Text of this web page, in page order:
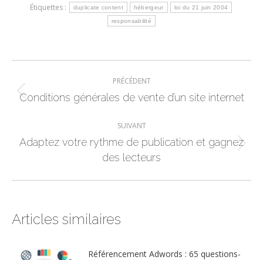
Étiquettes :
duplicate content hébergeur loi du 21 juin 2004
responsabilité
article
PRÉCÉDENT
Article
:
Conditions générales de vente d’un site internet
SUIVANT
Article
suivant
:
Adaptez votre rythme de publication et gagnez
des lecteurs
Articles similaires
Référencement Adwords : 65 questions-